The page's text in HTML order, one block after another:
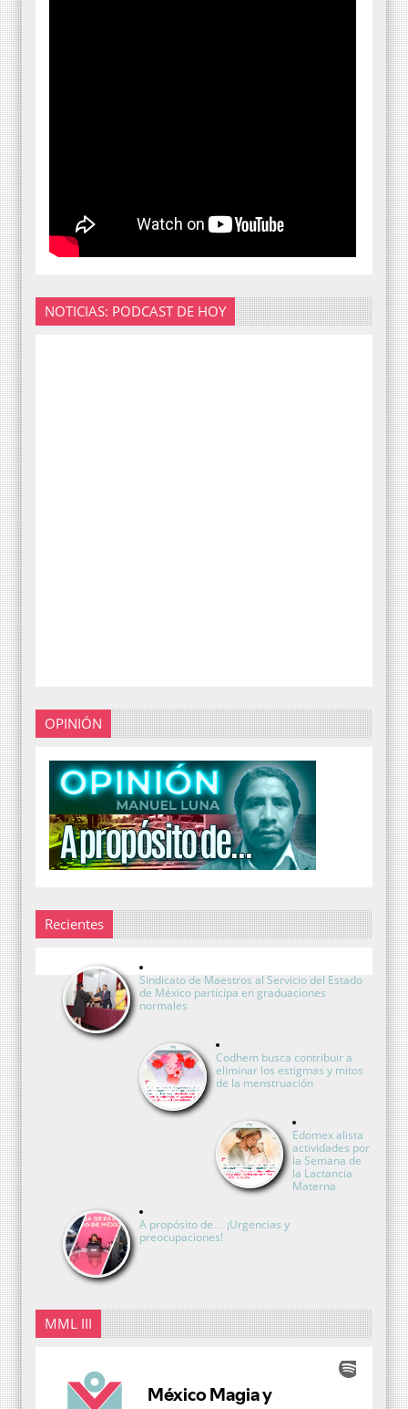
NOTICIAS: PODCAST DE HOY
OPINIÓN
Recientes
Sindicato de Maestros al Servicio del Estado
de México participa en graduaciones
normales
Codhem busca contribuir a
eliminar los estigmas y mitos
de la menstruación
Edomex alista
actividades por
la Semana de
la Lactancia
Materna
A propósito de… ¡Urgencias y
preocupaciones!
MML III